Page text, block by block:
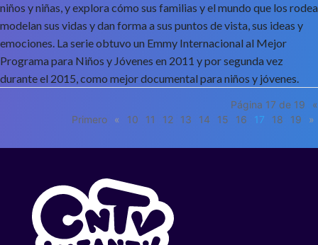
niños y niñas, y explora cómo sus familias y el mundo que los rodea
modelan sus vidas y dan forma a sus puntos de vista, sus ideas y
emociones. La serie obtuvo un Emmy Internacional al Mejor
Programa para Niños y Jóvenes en 2011 y por segunda vez
durante el 2015, como mejor documental para niños y jóvenes.
Página 17 de 19
«
Primero
« 10 11 12 13 14 15 16 17 18 19 »